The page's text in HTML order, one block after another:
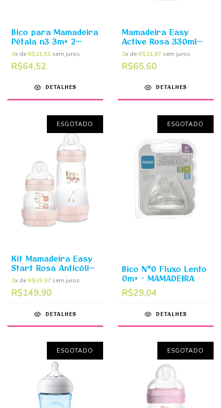
Bico para Mamadeira
Pétala n3 3m+ 2
unidades - Philips
Avent
3x de R$21,51 sem juros
R$64,52
DETALHES
Mamadeira Easy
Active Rosa 330ml
(4m+) - MAM
3x de R$21,87 sem juros
R$65,60
DETALHES
ESGOTADO
Kit Mamadeira Easy
Start Rosa Anticólica
- 130ml + 260ml -
Embalagem Dupla -
MAM
3x de R$49,97 sem juros
R$149,90
DETALHES
ESGOTADO
Bico N°0 Fluxo Lento
0m+ - MAMADEIRA
R$29,04
DETALHES
ESGOTADO ESGOTADO